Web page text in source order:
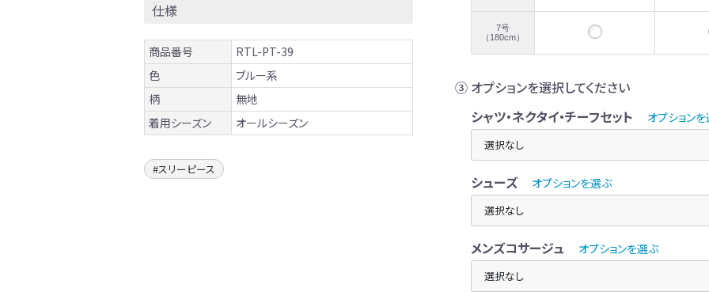
仕様
商品番号
RTL-PT-39
色
ブルー系
柄
無地
着用シーズン
オールシーズン
スリーピース
7号
（180cm）
③ オプションを選択してください
シャツ・ネクタイ・チーフセット
オプション
シューズ オプションを選ぶ
メンズコサージュ オプションを選ぶ